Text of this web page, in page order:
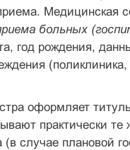
Медицинская
больных
рождения,
оформляет
практически те
случае плановой